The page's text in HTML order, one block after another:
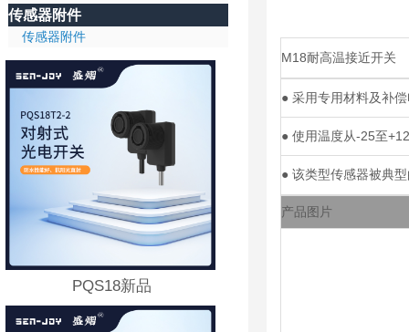
传感器附件
传感器附件
M18耐高温接近开关
● 采用专用材料及补
● 使用温度从-25至
● 该类型传感器被典
产品图片
PQS18新品